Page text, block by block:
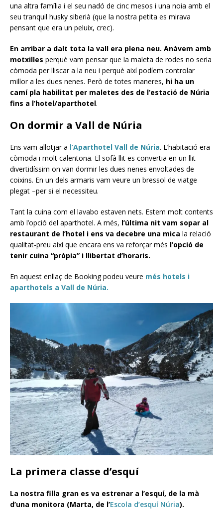
una altra família i el seu nadó de cinc mesos i una noia amb el
seu tranquil husky siberià (que la nostra petita es mirava
pensant que era un peluix, crec).
En arribar a dalt tota la vall era plena neu. Anàvem amb
motxilles perquè vam pensar que la maleta de rodes no seria
còmoda per lliscar a la neu i perquè així podíem controlar
millor a les dues nenes. Però de totes maneres, hi ha un
camí pla habilitat per maletes des de l’estació de Núria
fins a l’hotel/aparthotel.
On dormir a Vall de Núria
Ens vam allotjar a l’Aparthotel Vall de Núria. L’habitació era
còmoda i molt calentona. El sofà llit es convertia en un llit
divertidíssim on van dormir les dues nenes envoltades de
coixins. En un dels armaris vam veure un bressol de viatge
plegat –per si el necessiteu.
Tant la cuina com el lavabo estaven nets. Estem molt contents
amb l’opció del aparthotel. A més, l’última nit vam sopar al
restaurant de l’hotel i ens va decebre una mica la relació
qualitat-preu així que encara ens va reforçar més l’opció de
tenir cuina “pròpia” i llibertat d’horaris.
En aquest enllaç de Booking podeu veure més hotels i
aparthotels a Vall de Núria.
La primera classe d’esquí
La nostra filla gran es va estrenar a l’esquí, de la mà
d’una monitora (Marta, de l’Escola d’esquí Núria).